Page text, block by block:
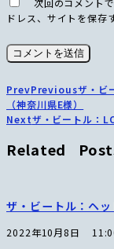
次回のコメント
ドレス、サイトを保存
PrevPreviousザ・ビ
（神奈川県E様）
Nextザ・ビートル：
Related
ザ・ビートル：ヘッ
2022年10月8日